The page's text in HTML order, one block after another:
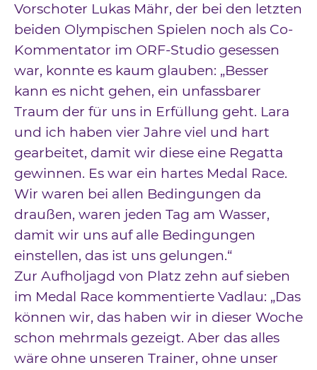
Vorschoter Lukas Mähr, der bei den letzten
beiden Olympischen Spielen noch als Co-
Kommentator im ORF-Studio gesessen
war, konnte es kaum glauben: „Besser
kann es nicht gehen, ein unfassbarer
Traum der für uns in Erfüllung geht. Lara
und ich haben vier Jahre viel und hart
gearbeitet, damit wir diese eine Regatta
gewinnen. Es war ein hartes Medal Race.
Wir waren bei allen Bedingungen da
draußen, waren jeden Tag am Wasser,
damit wir uns auf alle Bedingungen
einstellen, das ist uns gelungen.“
Zur Aufholjagd von Platz zehn auf sieben
im Medal Race kommentierte Vadlau: „Das
können wir, das haben wir in dieser Woche
schon mehrmals gezeigt. Aber das alles
wäre ohne unseren Trainer, ohne unser